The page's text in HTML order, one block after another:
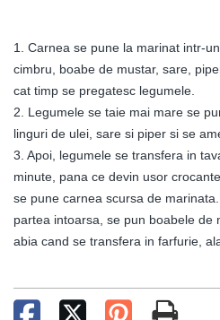
1. Carnea se pune la marinat intr-
cimbru, boabe de mustar, sare,
cat timp se pregatesc legumele.
2. Legumele se taie mai mare se
linguri de ulei, sare si piper si se
3. Apoi, legumele se transfera in
minute, pana ce devin usor
se pune carnea scursa de
partea intoarsa, se pun boabele de
abia cand se transfera in farfurie,